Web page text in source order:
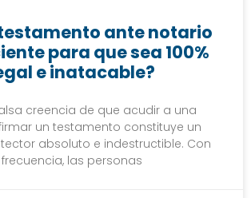
ante notario
para que sea 100%
e inatacable?
creencia de que acudir a una
un testamento constituye un
absoluto e indestructible. Con
frecuencia, las personas